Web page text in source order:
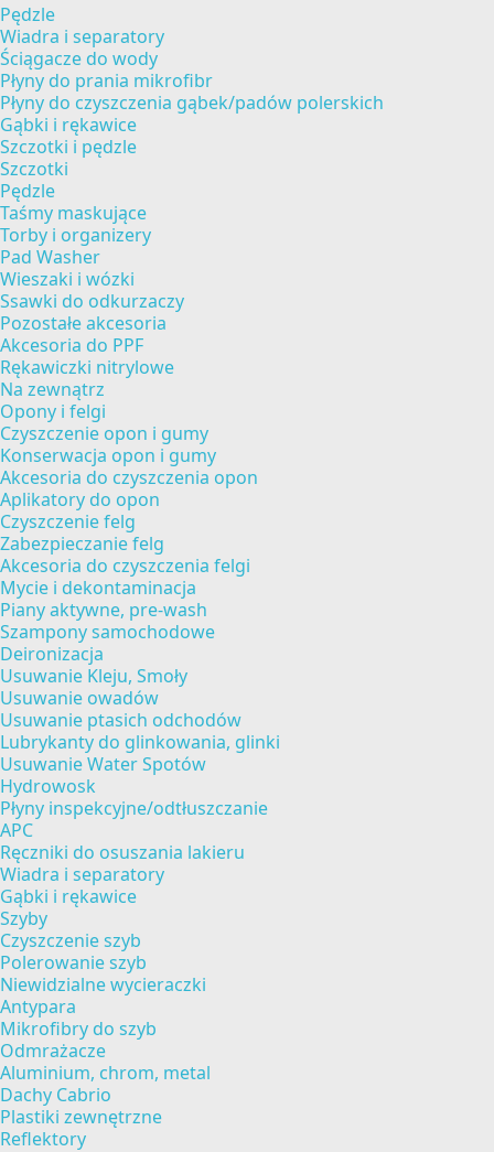
Pędzle
Wiadra i separatory
Ściągacze do wody
Płyny do prania mikrofibr
Płyny do czyszczenia gąbek/padów polerskich
Gąbki i rękawice
Szczotki i pędzle
Szczotki
Pędzle
Taśmy maskujące
Torby i organizery
Pad Washer
Wieszaki i wózki
Ssawki do odkurzaczy
Pozostałe akcesoria
Akcesoria do PPF
Rękawiczki nitrylowe
Na zewnątrz
Opony i felgi
Czyszczenie opon i gumy
Konserwacja opon i gumy
Akcesoria do czyszczenia opon
Aplikatory do opon
Czyszczenie felg
Zabezpieczanie felg
Akcesoria do czyszczenia felgi
Mycie i dekontaminacja
Piany aktywne, pre-wash
Szampony samochodowe
Deironizacja
Usuwanie Kleju, Smoły
Usuwanie owadów
Usuwanie ptasich odchodów
Lubrykanty do glinkowania, glinki
Usuwanie Water Spotów
Hydrowosk
Płyny inspekcyjne/odtłuszczanie
APC
Ręczniki do osuszania lakieru
Wiadra i separatory
Gąbki i rękawice
Szyby
Czyszczenie szyb
Polerowanie szyb
Niewidzialne wycieraczki
Antypara
Mikrofibry do szyb
Odmrażacze
Aluminium, chrom, metal
Dachy Cabrio
Plastiki zewnętrzne
Reflektory